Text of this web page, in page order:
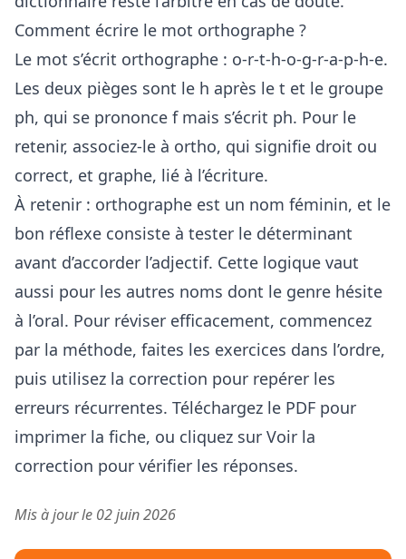
Comment écrire le mot orthographe ?
Le mot s’écrit orthographe : o-r-t-h-o-g-r-a-p-h-e.
Les deux pièges sont le h après le t et le groupe
ph, qui se prononce f mais s’écrit ph. Pour le
retenir, associez-le à ortho, qui signifie droit ou
correct, et graphe, lié à l’écriture.
À retenir : orthographe est un nom féminin, et le
bon réflexe consiste à tester le déterminant
avant d’accorder l’adjectif. Cette logique vaut
aussi pour les autres noms dont le genre hésite
à l’oral. Pour réviser efficacement, commencez
par la méthode, faites les exercices dans l’ordre,
puis utilisez la correction pour repérer les
erreurs récurrentes. Téléchargez le PDF pour
imprimer la fiche, ou cliquez sur Voir la
correction pour vérifier les réponses.
Mis à jour le 02 juin 2026